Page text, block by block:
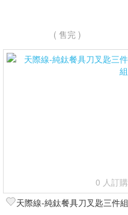
( 售完 )
0 人訂購
天際線-純鈦餐具刀叉匙三件組